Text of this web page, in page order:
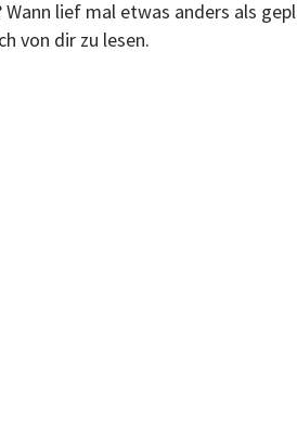
lief mal etwas anders als
von dir zu lesen.